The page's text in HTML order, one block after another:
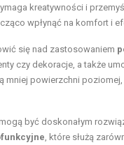
kreatywności i
wpłynąć na komfort i
się nad zastosowaniem
czy dekoracje, a także
mniej powierzchni
być doskonałym
, które służą